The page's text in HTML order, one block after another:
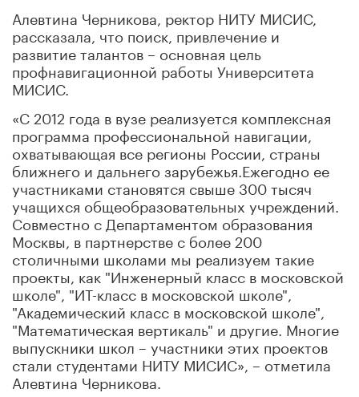
Алевтина Черникова, ректор НИТУ МИСИС,
рассказала, что поиск, привлечение и
развитие талантов – основная цель
профнавигационной работы Университета
МИСИС.
«С 2012 года в вузе реализуется комплексная
программа профессиональной навигации,
охватывающая все регионы России, страны
ближнего и дальнего зарубежья.Ежегодно ее
участниками становятся свыше 300 тысяч
учащихся общеобразовательных учреждений.
Совместно с Департаментом образования
Москвы, в партнерстве с более 200
столичными школами мы реализуем такие
проекты, как "Инженерный класс в московской
школе", "ИТ-класс в московской школе",
"Академический класс в московской школе",
"Математическая вертикаль" и другие. Многие
выпускники школ – участники этих проектов
стали студентами НИТУ МИСИС», – отметила
Алевтина Черникова.